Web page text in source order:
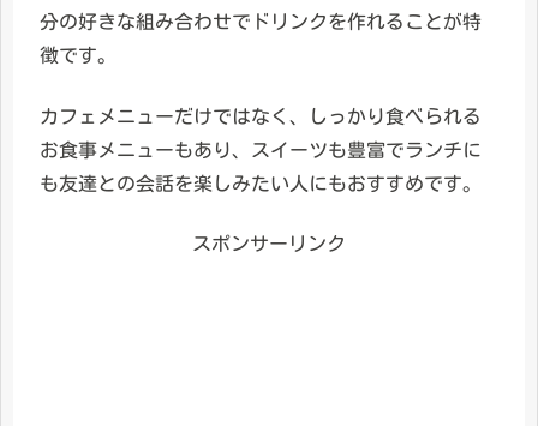
分の好きな組み合わせでドリンクを作れることが特
徴です。
カフェメニューだけではなく、しっかり食べられる
お食事メニューもあり、スイーツも豊富でランチに
も友達との会話を楽しみたい人にもおすすめです。
スポンサーリンク